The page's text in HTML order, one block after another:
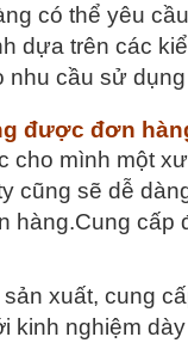
có thể yêu
dựa trên các
cầu sử
được đơn
cho mình một
cũng sẽ dễ
hàng.Cung cấp
xuất, cung
kinh nghiệm